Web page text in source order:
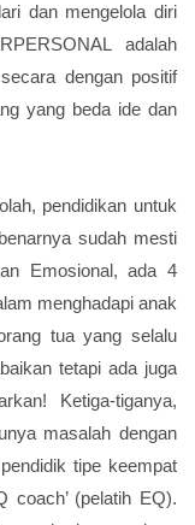
dan mengelola diri
adalah
dengan positif
yang beda ide dan
pendidikan untuk
sudah mesti
Emosional, ada 4
menghadapi anak
tua yang selalu
tetapi ada juga
Ketiga-tiganya,
masalah dengan
tipe keempat
coach’ (pelatih EQ).